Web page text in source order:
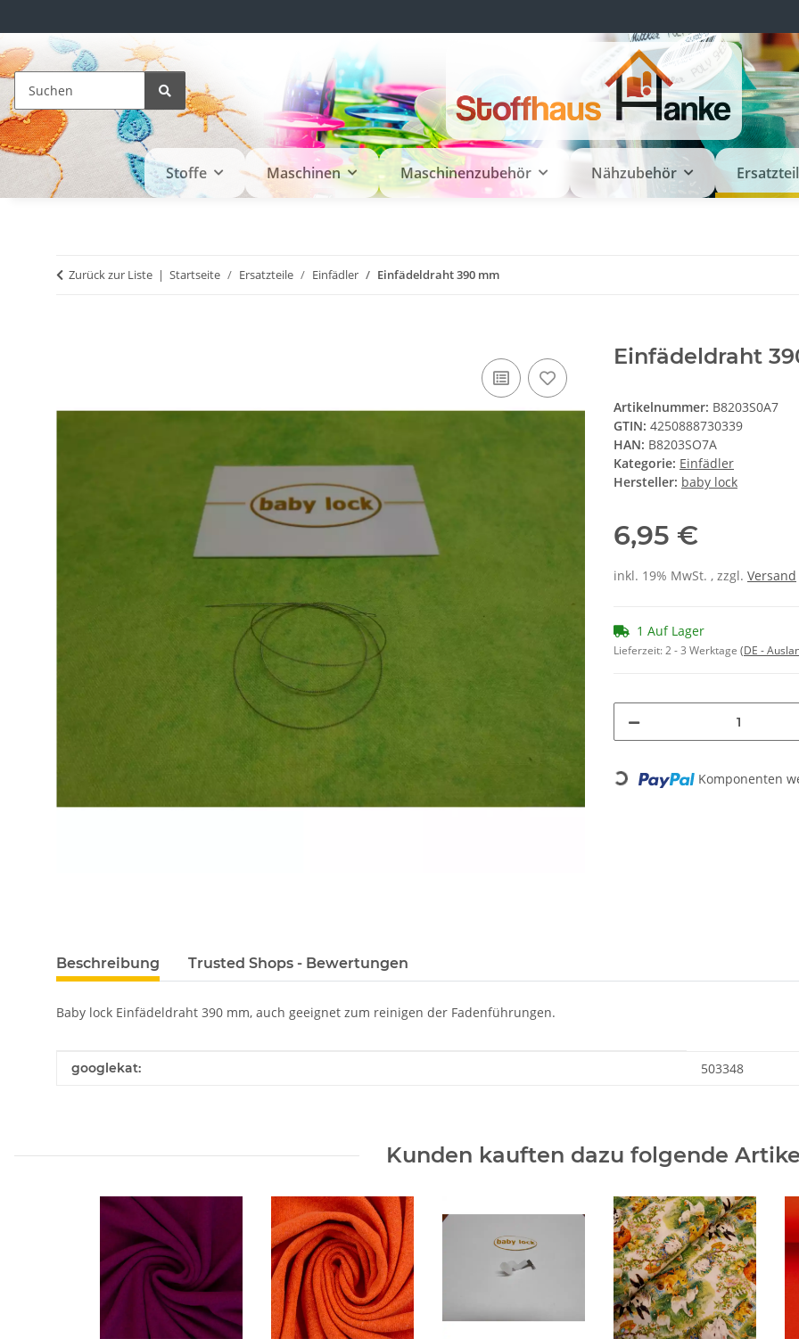
Stoffe Maschinen Maschinenzubehör Nähzubehör
Zurück zur Liste Startseite Ersatzteile Einfädler Einfädeldraht 390 mm
Einfädeldraht
Artikelnummer: B8203S0A7
GTIN: 4250888730339
HAN: B8203SO7A
Kategorie: Einfädler
Hersteller: baby lock
6,95 €
inkl. 19% MwSt. , zzgl. Versand
1 Auf Lager
Lieferzeit:2 - 3 Werktage (DE -
Loading... Komponenten
Beschreibung Trusted Shops - Bewertungen
Baby lock Einfädeldraht 390 mm, auch geeignet zum reinigen der Fadenführungen.
Produkteigenschaft
Wert
googlekat: 503348
Kunden kauften dazu folgende